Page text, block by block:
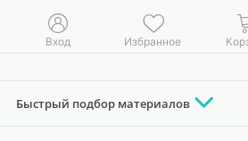
Вход Избранное
Быстрый подбор материалов